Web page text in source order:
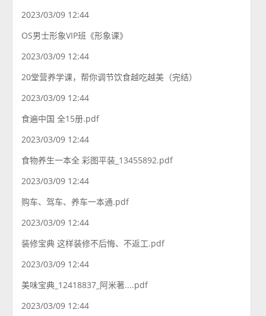
2023/03/09 12:44
OS男士形象VIP班《形象课》
2023/03/09 12:44
20堂营养学课，帮你调节饮食越吃越美（完结）
2023/03/09 12:44
食遍中国 全15册.pdf
2023/03/09 12:44
食物养生一本全 彩图平装_13455892.pdf
2023/03/09 12:44
购车、驾车、养车一本通.pdf
2023/03/09 12:44
装修宝典 这样装修不后悔、不返工.pdf
2023/03/09 12:44
美味宝典_12418837_阿米著....pdf
2023/03/09 12:44